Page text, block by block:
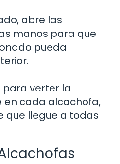
abre las
manos para que
pueda
para verter la
en cada alcachofa,
que llegue a todas